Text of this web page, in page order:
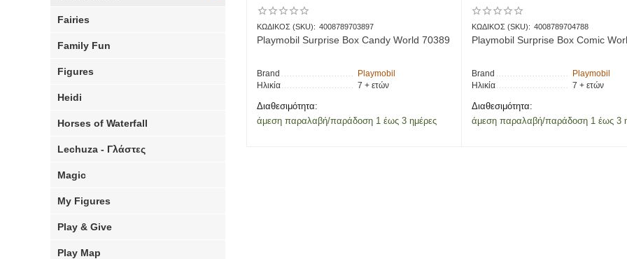
ΚΩΔΙΚΟΣ (SKU): 4008789703897
Playmobil Surprise Box Candy World 70389
Brand
Playmobil
Ηλικία
7 + ετών
Διαθεσιμότητα:
άμεση παραλαβή/παράδοση 1 έως 3 ημέρες
ΚΩΔΙΚΟΣ (SKU): 4008789704788
Playmobil Surprise Box Comic
Brand
Playmobil
Ηλικία
7 + ετών
Διαθεσιμότητα:
άμεση παραλαβή/παράδοση 1 έως 3
Fairies
Family Fun
Figures
Heidi
Horses of Waterfall
Lechuza - Γλάστες
Magic
My Figures
Play & Give
Play Map